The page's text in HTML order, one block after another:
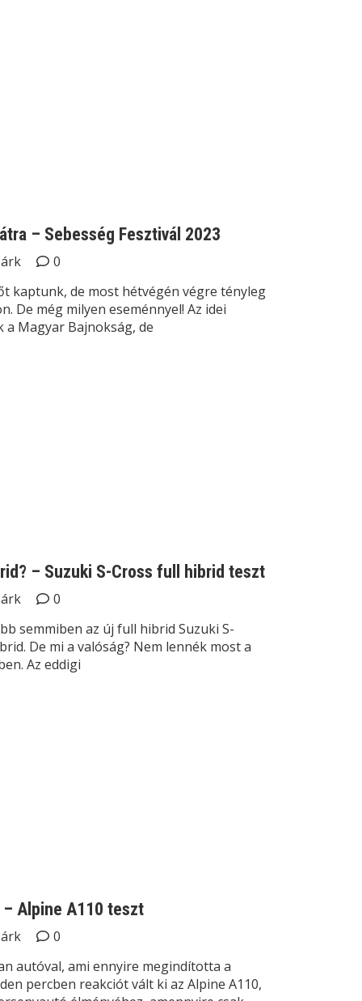
– Sebesség Fesztivál 2023
0
kaptunk, de most hétvégén végre tényleg
De még milyen eseménnyel! Az idei
a Magyar Bajnokság, de
– Suzuki S-Cross full hibrid teszt
0
semmiben az új full hibrid Suzuki S-
De mi a valóság? Nem lennék most a
Az eddigi
Alpine A110 teszt
0
autóval, ami ennyire megindította a
percben reakciót vált ki az Alpine A110,